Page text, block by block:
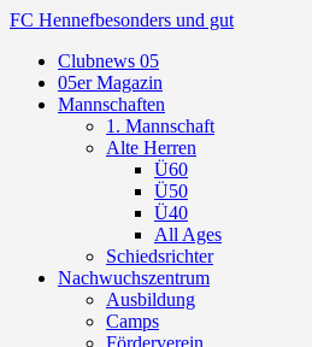
FC Hennefbesonders und gut
Clubnews 05
05er Magazin
Mannschaften
1. Mannschaft
Alte Herren
Ü60
Ü50
Ü40
All Ages
Schiedsrichter
Nachwuchszentrum
Ausbildung
Camps
Förderverein